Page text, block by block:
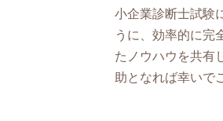
小企業診断士試験
うに、効率的に完
たノウハウを共有
助となれば幸いで